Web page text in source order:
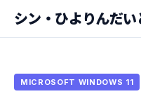
シン・ひよりんだ
MICROSOFT WINDOWS 11